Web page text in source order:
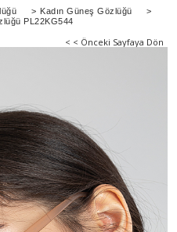
> Kadın Güneş Gözlüğü
>
PL22KG544
< < Önceki Sayfaya Dön